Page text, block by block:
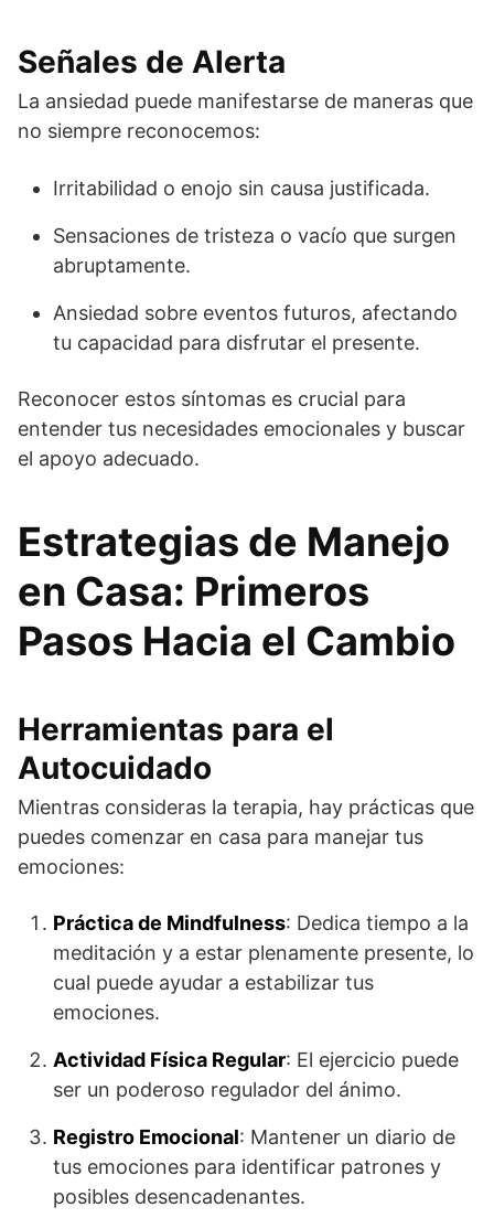
Señales de Alerta
La ansiedad puede manifestarse de maneras que
no siempre reconocemos:
Irritabilidad o enojo sin causa justificada.
Sensaciones de tristeza o vacío que surgen
abruptamente.
Ansiedad sobre eventos futuros, afectando
tu capacidad para disfrutar el presente.
Reconocer estos síntomas es crucial para
entender tus necesidades emocionales y buscar
el apoyo adecuado.
Estrategias de Manejo
en Casa: Primeros
Pasos Hacia el Cambio
Herramientas para el
Autocuidado
Mientras consideras la terapia, hay prácticas que
puedes comenzar en casa para manejar tus
emociones:
Práctica de Mindfulness: Dedica tiempo a la
meditación y a estar plenamente presente, lo
cual puede ayudar a estabilizar tus
emociones.
Actividad Física Regular: El ejercicio puede
ser un poderoso regulador del ánimo.
Registro Emocional: Mantener un diario de
tus emociones para identificar patrones y
posibles desencadenantes.